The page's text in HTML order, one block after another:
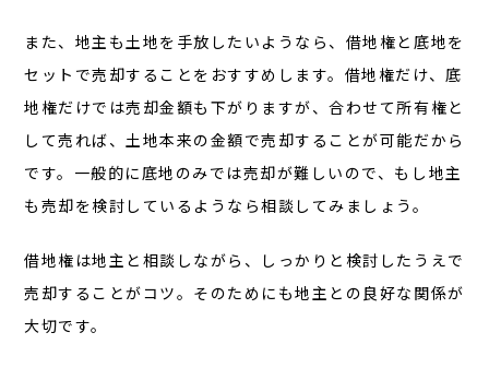
また、地主も土地を手放したいようなら、借地権と底地を
セットで売却することをおすすめします。借地権だけ、底
地権だけでは売却金額も下がりますが、合わせて所有権と
して売れば、土地本来の金額で売却することが可能だから
です。一般的に底地のみでは売却が難しいので、もし地主
も売却を検討しているようなら相談してみましょう。
借地権は地主と相談しながら、しっかりと検討したうえで
売却することがコツ。そのためにも地主との良好な関係が
大切です。